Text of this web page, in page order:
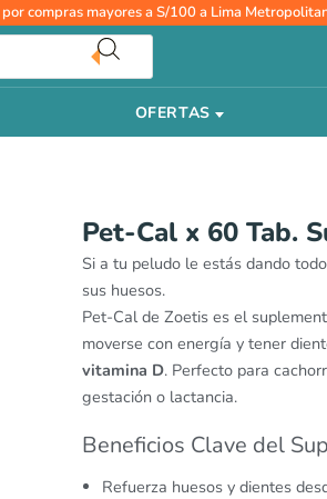
por compras mayores a S/100 a Lima
OFERTAS
Pet-Cal x 60 Tab.
Si a tu peludo le estás dando
sus huesos.
Pet-Cal de Zoetis es el
moverse con energía y tener
vitamina D. Perfecto para
gestación o lactancia.
Beneficios Clave del
Refuerza huesos y dientes